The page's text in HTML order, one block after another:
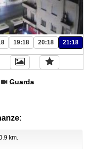
19:18 20:18 21:18
Guarda
0.9 km.